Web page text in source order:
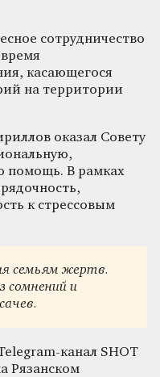
сотрудничество
касающегося
на территории
оказал Совету
помощь. В рамках
к стрессовым
семьям жертв.
сомнений и
канал SHOT
Рязанском